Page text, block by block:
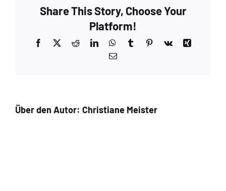
Share This Story, Choose Your
Platform!
Facebook Reddit LinkedInWhatsApp
TumblrPinterest
Vk
E-
Über den Autor: Christiane Meister